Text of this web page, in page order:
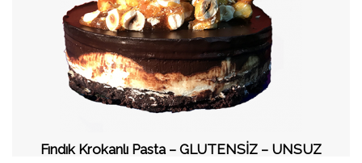
Fındık Krokanlı Pasta – GLUTENSİZ – UNSUZ